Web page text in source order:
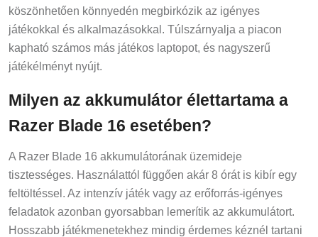
köszönhetően könnyedén megbirkózik az igényes
játékokkal és alkalmazásokkal. Túlszárnyalja a piacon
kapható számos más játékos laptopot, és nagyszerű
játékélményt nyújt.
Milyen az akkumulátor élettartama a
Razer Blade 16 esetében?
A Razer Blade 16 akkumulátorának üzemideje
tisztességes. Használattól függően akár 8 órát is kibír egy
feltöltéssel. Az intenzív játék vagy az erőforrás-igényes
feladatok azonban gyorsabban lemerítik az akkumulátort.
Hosszabb játékmenetekhez mindig érdemes kéznél tartani